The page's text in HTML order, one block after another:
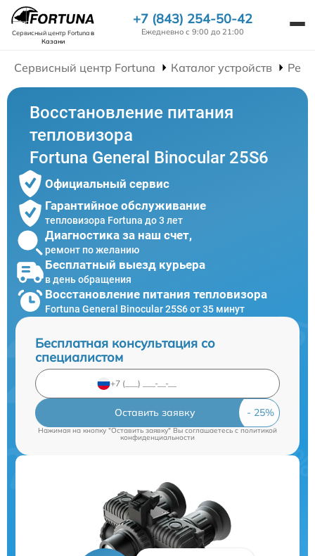
Сервисный центр Fortunaв
Казани
+7 (843) 254-50-42
Ежедневно с 9:00 до 21:00
Сервисный центр Fortuna Каталог устройств
Восстановление питания
тепловизора
Fortuna General Binocular 25S6
Официальный сервис
Гарантийное обслуживание
тепловизора Fortuna до 3 лет
Диагностика за наш счет,
ремонт по желанию
Бесплатный выезд курьера
в день обращения
Восстановление питания тепловизора
Fortuna General Binocular 25S6 от 35 минут
Бесплатная консультация со
специалистом
Оставить заявку
Нажимая на кнопку "Оставить заявку" Вы соглашаетесь cполитикой
конфиденциальности